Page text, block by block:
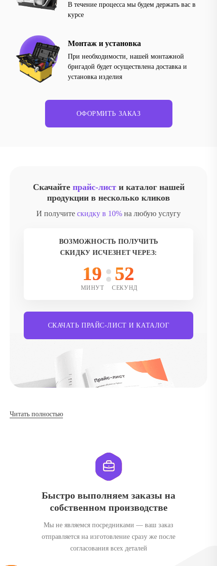
В течение процесса мы будем держать вас в
курсе
Монтаж и установка
При необходимости, нашей монтажной
бригадой будет осуществлена доставка и
установка изделия
ОФОРМИТЬ ЗАКАЗ
Скачайте прайс-листи каталог нашей
продукции в несколько кликов
И получите скидку в 10% на любую услугу
ВОЗМОЖНОСТЬ ПОЛУЧИТЬ
СКИДКУ ИСЧЕЗНЕТ ЧЕРЕЗ:
19
МИНУТ
50
СЕКУНД
СКАЧАТЬ ПРАЙС-ЛИСТ И КАТАЛОГ
Читать полностью
Быстро выполняем заказы на
собственном производстве
Мы не являемся посредниками — ваш заказ
отправляется на изготовление сразу же после
согласования всех деталей